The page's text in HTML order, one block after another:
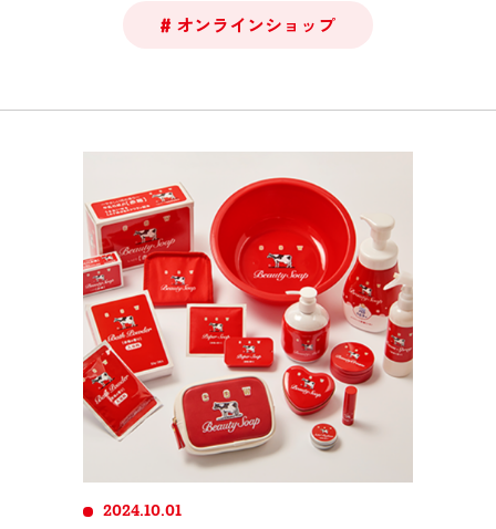
オンラインショップ
2024.10.01